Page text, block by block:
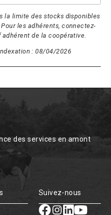
la limite des stocks disponibles
les adhérents, connectez-
de la coopérative.
: 08/04/2026
des services en amont
Suivez-nous